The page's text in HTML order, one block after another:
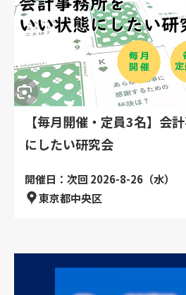
【毎月開催・定員3名】会
にしたい研究会
開催日：次回 2026-8-26（水）
東京都中央区